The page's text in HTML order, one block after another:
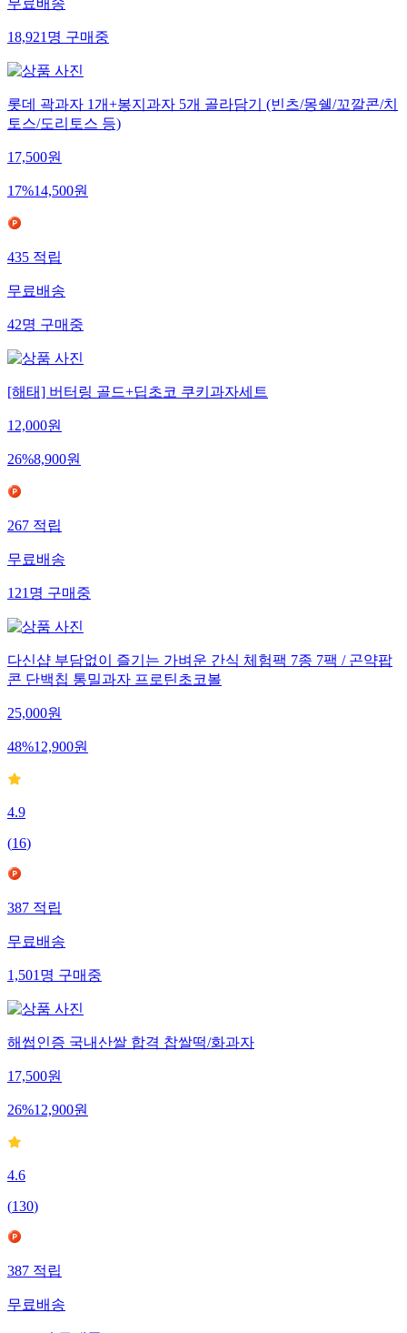
무료배송
18,921명구매중
롯데 곽과자 1개+봉지과자 5개 골라담기 (빈츠/몽쉘/꼬깔콘/치
토스/도리토스 등)
17,500원
17%14,500원
435적립
무료배송
42명구매중
[해태] 버터링 골드+딥초코 쿠키과자세트
12,000원
26%8,900원
267적립
무료배송
121명구매중
다신샵 부담없이 즐기는 가벼운 간식 체험팩 7종 7팩 / 곤약팝
콘 단백칩 통밀과자 프로틴초코볼
25,000원
48%12,900원
4.9
(16)
387적립
무료배송
1,501명구매중
해썹인증 국내산쌀 합격 찹쌀떡/화과자
17,500원
26%12,900원
4.6
(130)
387적립
무료배송